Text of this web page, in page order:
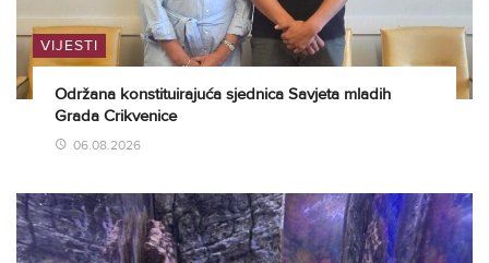
VIJESTI
Održana konstituirajuća sjednica Savjeta mladih
Grada Crikvenice
06.08.2026